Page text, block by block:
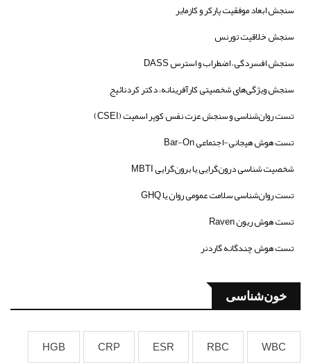
سنجش ابعاد موفقیت پارکر و کازمایر
سنجش خلاقیت تورنس
سنجش افسردگی، اضطراب و استرس DASS
سنجش ویژگی‌های شخصیتی کارآفرینانه، دکتر کردنائیج
تست روان‌شناسی و سنجش عزت نفس کوپر اسمیت (CSEI)
تست هوش هیجانی-اجتماعی Bar-On
شخصیت شناسی درون‌گرایی یا برون‌گرایی MBTI
تست روان‌شناسی سلامت عمومی روان یا GHQ
تست هوش ریون Raven
تست هوش چندگانه گاردنر
خون‌شناسی
WBC
RBC
ESR
CRP
HGB